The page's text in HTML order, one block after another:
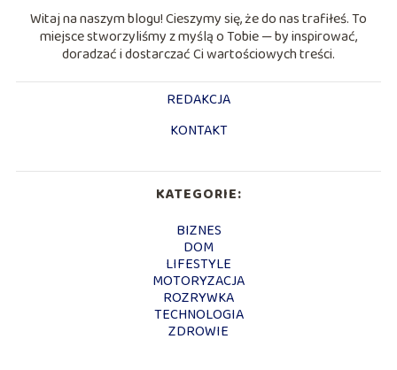
Witaj na naszym blogu! Cieszymy się, że do nas trafiłeś. To
miejsce stworzyliśmy z myślą o Tobie — by inspirować,
doradzać i dostarczać Ci wartościowych treści.
REDAKCJA
KONTAKT
KATEGORIE:
BIZNES
DOM
LIFESTYLE
MOTORYZACJA
ROZRYWKA
TECHNOLOGIA
ZDROWIE